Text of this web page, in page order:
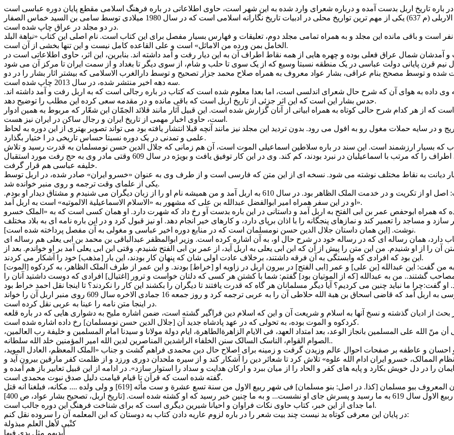
تاریخ اربل از شرف الدین ابی البرکات المبارک بن احمد اللخمی الاربلی (م 637) یکی از مهم ترین تواریخ محلی در ادبیات تاریخ نگارانه اسلامی است که در سال 1980 میلادی توسط سامی بن السید خماس الصفار
در دو مجلد در عراق چاپ شده است.
از این دو مجلد، جلد اول تا ص 461 حاوی شرح حال 337 نفر است و باقی مانده این مجلد و به همراه تمامی مجلد دوم، تعلیقات و فهارس بسیار مفصل برای این کتاب است. نام اصلی این کتاب «نباهة البلد
الخامل بمن ورده من الاماثل» است و علی القاعده کامل نیست و این تنها بخشی از آن است.
شمال عراق فعلی بوده و چهره هایی از همه نقاط اطراف آن به این دیار رفت و آمد داشته اند. بنابرین، این اثر، حاوی اطلاعاتی است در
شده و توسط مصحح بنام عراقی، بشار عواد معروف به همراه صلاح محمد جزار تصحیح و توسط دارالغرب الاسلامی که بیشتر اثار بشار را در دو
سه دهه اخیر منتشر شده، در سال 2013 چاپ شده است.
وی داده به هوای آن که شرح حال شعرای اندلسی است، اما بعدا معلوم شده است که کتاب در باره رجالی است که به اربل رفت و آمد داشته اند.
حدس بشار این است که این اثر جزئی از تاریخ اربل است که باقی مانده و در مقدمه سعی کرده این مطلب را توضیح دهد.
برجسته این دوره است که از هر کدام شرح حالی کوتاه به همراه ابیاتی از آنان گزارش شده است. این قبیل آثار مانند قلائد الجمّان ابن شعّار که مربوط به همین ادوار
است، حاوی اخبار مهمی از تاریخ ایران و رجال ساکن در ایران نیز هست.
سایه حملات مغول رو به افول می رود. بدون تردید این مجلد نیز مانند آنچه قبلا انتشار یافته بود می تواند تصویر بهتری از این دوره به لحاظ
علمی و تمدنی در یک دوره نسبتا حساس تاریخی در ا ختیار بگذارد.
که بسیار ارزشمند است. این سند در باره سلاطین اسماعیلی الموت است، آن هم زمانی که جلال الدین حسن نومسلمان به قدرت رسید و تلاش
کرد با ابراز اسلام و تمسک به شریعت اسلامی، دشمنی امرای اطراف را که مرتب با اسماعیلیان در نبرد بودند، کم کند. وی در این کار توفیق یافت و بویژه در سال 609 وقتی مادر وی به حج رفت مورد استقبال
خلیفه عباسی هم قرار گرفت.
به نقاط مختلف نوشته می شود. نسخه ای از این متن که فارسی است و از طرف وی به عنوان «خسرو ایران» صادر شده، در اربل توسط
یکی از علمای وقت ترجمه و روی منبر خوانده شد.
ابن المستوفی ذیل شرح حال ابوحفص بن ابی الفتح نوشته است: اصل او از تکریت و در خدمت الملک الظاهر بود. در سال 610 به اربل آمد و من همیشه نام او را از زبان دیگران می شنیدم و مشتاق دیدار او بودم.
او در این سفر همراه امیر ابوالفضل عبدالله بن علی که مشهور به «الاسلام الاسماعیلیة الالموتیه» است به اربل آمد».
که همراه ابوحفص عمر بن ابی الفتح به اربل آمد و داستانی در این باره بدست آو رخ داد که شهرت دارد. او همان کسی است که به «الملک خسرو
و مساجد را تعمیر کند و نمازهای پنجگانه را با اذان برپای دارد، و کارهای خیر انجام دهد. او نیز قبول کرد و در این باره نامه ای به بلاد مختلف
نوشت. [این همان داستان جلال الدین حسن نومسلمان است که در منابع دوره اخیر عباسی و مغولی به آن مفصل پرداخته شده است].
دارد، همان رساله ای که در رساله خود در شرح حال او، به آن اشاره کرده است. وزیر ابوالمظفر عبدالباقی بن محمد بن ابی یعلی هم رساله ای
آن را از او شنیدم. من این متن را پیش از آن که ابن ابی یعلی به اربل آید، از عمر بن ابی الفتح شنیدم. وقتی ابن ابی یعلی آمد بر او خواندم. بعد از
این بود که افرادی که وابستگی به آن فرقه داشتند، برخلاف عادت اولی شان که پنهان کار بودند، این بار [مذهب] خود را آشکار می کردند.
گفت: این عبدالله [بن علی] و عمر [ابی الفتح] در بیرون اربل در زاویه او [خراط] بودند. و این عمر از طرف الملک الظاهر، به کردکوه [الموت]
گشتند.. من به عبدالله [که از الموتیان بود] گفتم: شما با کشتن هر کسی که دلتان خواست و ترور [اغتیال] افرادی که دوست داشتید آنان را
در اینجا متن نامه را عینا به عربی نقل کرده است.
بحث از ادیان گذشته و نسخ آنها به اسلام و شریعت آن و این که اسلام دین فراگیر گشته است، ضمن اشاره ملیح به دشواری هایی که در باره قلعه
کردکوه و الموت بوده، به تحولی که در عهد پادشاه جدید آن [جلال الدین حسن نومسلمان] رخ داده اشاره شده است.
الله علی المسلمین بانجاز الوعد، بعد امتداد العهد، فی الایام الزاهرة‌الطاهرة، ایام دولة مولانا و سیدنا امام المسلمین و خلیفة رب العالمین،
الصوام القوام، الناسک السالک سنن الخلفاء الراشدین المناصرین لدین الله امیر المؤمنین خلد الله سلطانه..
و عاطفه بر صفحات احوال عالم وزیدن گرفت و زمینه برای اصلاح حال دین محمدی فراهم گشت و جناب «الملک المعظم، العادل الموید،
نظام الممالک، خسرو ایران ادام الله علوه» تلاش کرد تا شعائر دین را آشکار کند و از سیره ملحدان دوری ورزد و از ظلمت کفر مارقین بیرون آید و
را در دل خویش بکارد و پایه های کفر و الحاد را از میان ببرد و ارکان هدایت و سداد را استوار سازد». در ادامه از این قبیل تعابیر باز هم آمده و
گفته شده است که قرآن تا قیام قیامت دلیل صدق نبوت محمدی است.
اربل، تصحیح بشار عواد، ص 400]
اما جدای از این خبر، کتاب حاوی نکات فراوان و احیانا شیرین دیگری است که برای شناخت فرهنگ این دوره جالب است.
در پایان این معرفی کوتاه بد نیست چند بیت شعر را در باره لزوم عاریه دادن کتاب به دوستان که ابن المعلمه آن را سروده نقل کنم:
کتْبی لأهل العلم مبذولة
أیدیهم مثل یدی فیها